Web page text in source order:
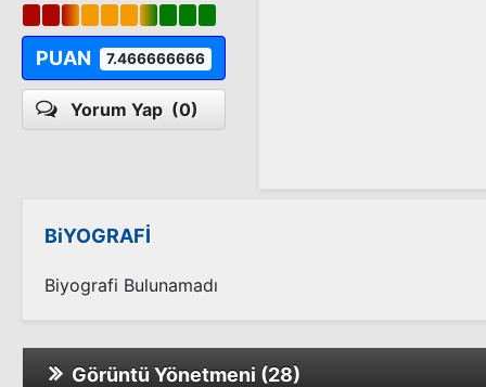
PUAN 7.466666666
Yorum Yap (0)
BiYOGRAFİ
Biyografi Bulunamadı
Görüntü Yönetmeni (28)